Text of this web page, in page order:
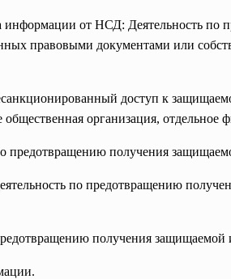
от НСД: Деятельность по
правовыми документами или
доступ к
организация, отдельное
предотвращению получения
по предотвращению
получения защищаемой